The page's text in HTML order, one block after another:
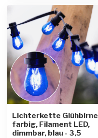
Lichterkette Glühbirne
farbig, Filament LED,
dimmbar, blau - 3,5